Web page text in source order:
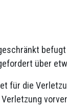
über
für die